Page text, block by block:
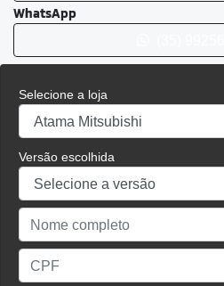
Selecione a loja
Versão escolhida
WhatsApp